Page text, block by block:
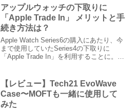
りと、ライブラリフォルダ内にアクセス
する機会が有ると思い...
アップルウォッチの下取りに
「Apple Trade In」 メリットと手
続き方法は？
Apple Watch Series6の購入にあたり、今
まで使用していたSeries4の下取りに
「Apple Trade In」を利用することに。自
手続きの方法や買取専門店との違い、ま
た実際に感じたメリットについて解説し
ていきます。
【レビュー】Tech21 EvoWave
Case〜MOFTも一緒に使用して
みた